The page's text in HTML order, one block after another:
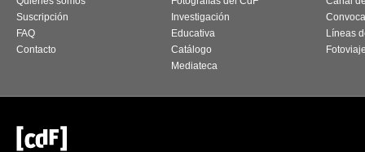
Suscripción
FAQ
Contacto
Investigación
Educativa
Catálogo
Mediateca
Líneas